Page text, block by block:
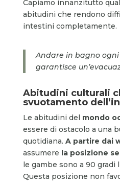
Capiamo innanzitutto
abitudini che rendono
intestini completamente.
Andare in bagno
garantisce
Abitudini culturali
svuotamento
Le abitudini del mondo
essere di ostacolo a una
quotidiana. A partire dai
assumere la posizione
le gambe sono a 90 gradi
Questa posizione non